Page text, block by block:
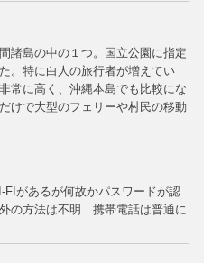
諸島の中の１つ。国立公園に指定
。特に白人の旅行者が増えてい
常に高く、沖縄本島でも比較にな
けで大型のフェリーや村民の移動
FIがあるが何故かパスワードが認
の方法は不明 携帯電話は普通に